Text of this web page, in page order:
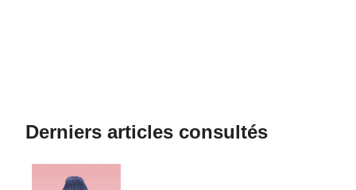
Derniers articles consultés